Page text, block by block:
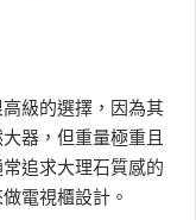
級的選擇，因為其
器，但重量極重且
追求大理石質感的
電視櫃設計。